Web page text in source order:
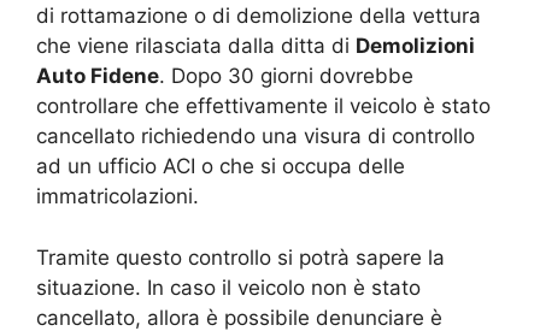
di rottamazione o di demolizione della vettura
che viene rilasciata dalla ditta di Demolizioni
Auto Fidene. Dopo 30 giorni dovrebbe
controllare che effettivamente il veicolo è stato
cancellato richiedendo una visura di controllo
ad un ufficio ACI o che si occupa delle
immatricolazioni.
Tramite questo controllo si potrà sapere la
situazione. In caso il veicolo non è stato
cancellato, allora è possibile denunciare è